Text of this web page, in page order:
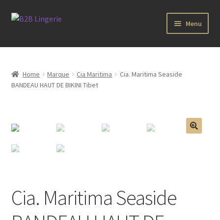
Aller
Aller
Menu
B2B Lingerie Site Officiel
Wholesale Registration Page
Boutique
Marques
Femme
Home Marque Cia Maritima
Cia. Maritima Seaside
BANDEAU HAUT DE BIKINI Tibet
Cia. Maritima Seaside